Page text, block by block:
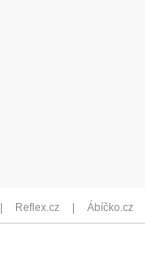
Reflex.cz Ábíčko.cz